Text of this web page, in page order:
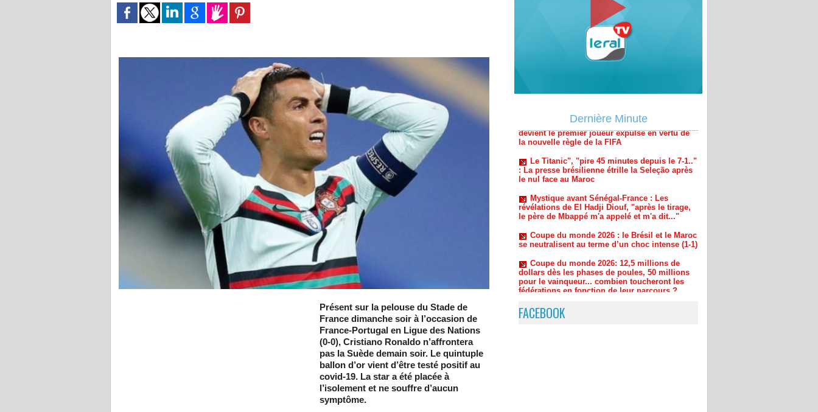
Présent sur la pelouse du Stade de
France dimanche soir à l’occasion de
France-Portugal en Ligue des Nations
(0-0), Cristiano Ronaldo n’affrontera
pas la Suède demain soir. Le quintuple
ballon d’or vient d’être testé positif au
covid-19. La star a été placée à
l’isolement et ne souffre d’aucun
symptôme.
Dernière Minute
la nouvelle règle de la FIFA
Le Titanic", "pire 45 minutes depuis le 7-1.."
: La presse brésilienne étrille la Seleção après
Mystique avant Sénégal-France : Les
révélations de El Hadji Diouf, "après le tirage,
Coupe du monde 2026 : le Brésil et le Maroc
se neutralisent au terme d’un choc intense (1-1)
Coupe du monde 2026: 12,5 millions de
dollars dès les phases de poules, 50 millions
fédérations en fonction de leur parcours ?
Brassard de capitaine, réseaux sociaux… :
Carlo Ancelotti fixe ses conditions à Neymar
FACEBOOK